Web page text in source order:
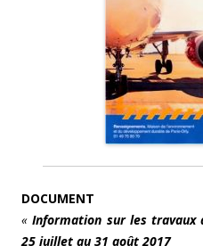
DOCUMENT
«Information sur les travaux
25 juillet au 31 août 2017